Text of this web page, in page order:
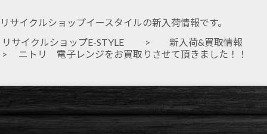
リサイクルショップイースタイルの新入荷情報です。
リサイクルショップE-STYLE
> 新入荷&買取情報
> ニトリ 電子レンジをお買取りさせて頂きました！！